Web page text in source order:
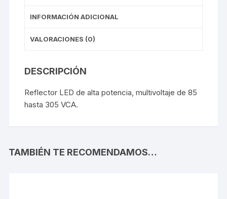
INFORMACIÓN ADICIONAL
VALORACIONES (0)
DESCRIPCIÓN
Reflector LED de alta potencia, multivoltaje de 85
hasta 305 VCA.
TAMBIÉN TE RECOMENDAMOS…